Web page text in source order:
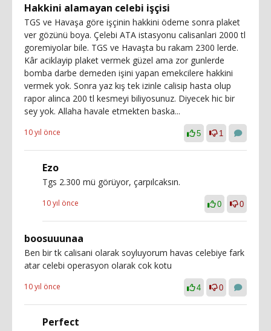
Hakkini alamayan celebi işçisi
TGS ve Havaşa göre işçinin hakkini ödeme sonra plaket
ver gözünü boya. Çelebi ATA istasyonu calisanlari 2000 tl
goremiyolar bile. TGS ve Havaşta bu rakam 2300 lerde.
Kâr aciklayip plaket vermek güzel ama zor gunlerde
bomba darbe demeden işini yapan emekcilere hakkini
vermek yok. Sonra yaz kış tek izinle calisip hasta olup
rapor alinca 200 tl kesmeyi biliyosunuz. Diyecek hic bir
sey yok. Allaha havale etmekten baska...
10 yıl önce 5 1
Ezo
Tgs 2.300 mü görüyor, çarpılcaksın.
10 yıl önce 0 0
boosuuunaa
Ben bir tk calisani olarak soyluyorum havas celebiye fark
atar celebi operasyon olarak cok kotu
10 yıl önce 4 0
Perfect